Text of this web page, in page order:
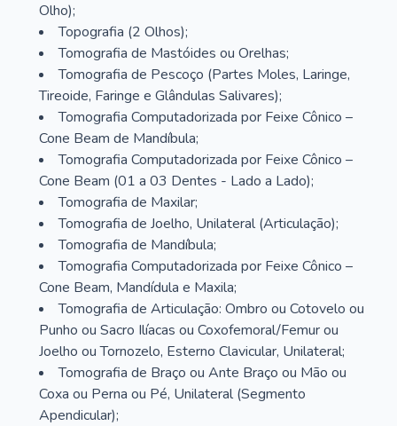
Olho);
Topografia (2 Olhos);
Tomografia de Mastóides ou Orelhas;
Tomografia de Pescoço (Partes Moles, Laringe,
Tireoide, Faringe e Glândulas Salivares);
Tomografia Computadorizada por Feixe Cônico –
Cone Beam de Mandíbula;
Tomografia Computadorizada por Feixe Cônico –
Cone Beam (01 a 03 Dentes - Lado a Lado);
Tomografia de Maxilar;
Tomografia de Joelho, Unilateral (Articulação);
Tomografia de Mandíbula;
Tomografia Computadorizada por Feixe Cônico –
Cone Beam, Mandídula e Maxila;
Tomografia de Articulação: Ombro ou Cotovelo ou
Punho ou Sacro Ilíacas ou Coxofemoral/Femur ou
Joelho ou Tornozelo, Esterno Clavicular, Unilateral;
Tomografia de Braço ou Ante Braço ou Mão ou
Coxa ou Perna ou Pé, Unilateral (Segmento
Apendicular);